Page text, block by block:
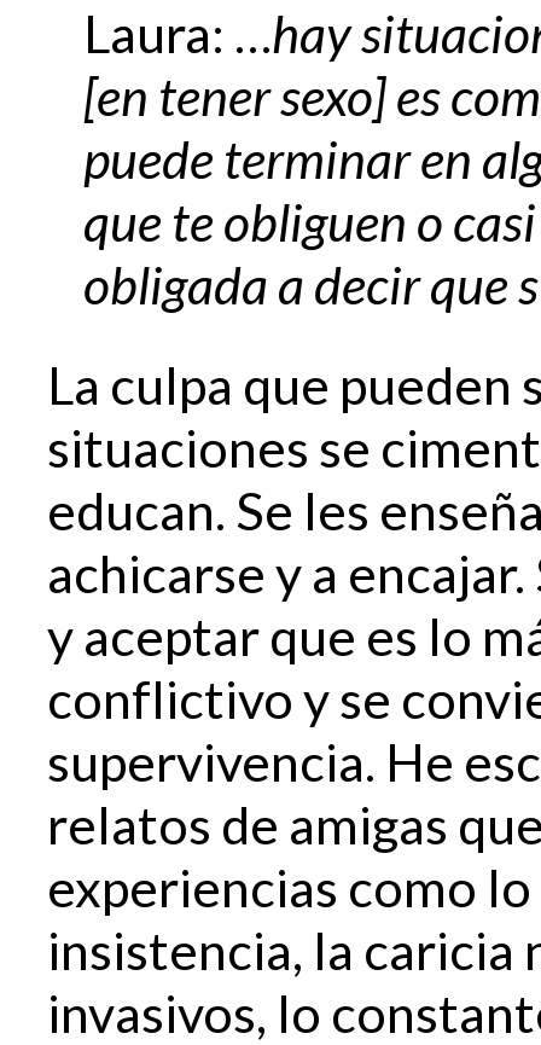
Laura: …hay
[en tener sexo]es
puede terminar en
que te obliguen o
obligada a decir que
La culpa que
situaciones se
educan. Se les
achicarse y a
y aceptar que es lo
conflictivo y se
supervivencia. He
relatos de amigas
experiencias como
insistencia, la caricia
invasivos, lo